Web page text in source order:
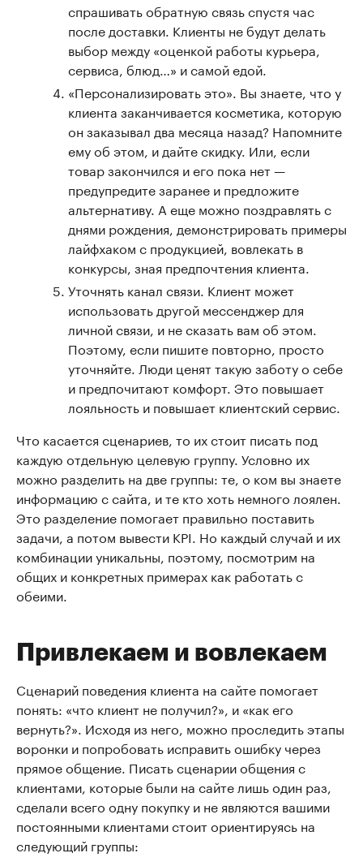
спрашивать обратную связь спустя час
после доставки. Клиенты не будут делать
выбор между «оценкой работы курьера,
сервиса, блюд…» и самой едой.
«Персонализировать это». Вы знаете, что у
клиента заканчивается косметика, которую
он заказывал два месяца назад? Напомните
ему об этом, и дайте скидку. Или, если
товар закончился и его пока нет —
предупредите заранее и предложите
альтернативу. А еще можно поздравлять с
днями рождения, демонстрировать примеры
лайфхаком с продукцией, вовлекать в
конкурсы, зная предпочтения клиента.
Уточнять канал связи. Клиент может
использовать другой мессенджер для
личной связи, и не сказать вам об этом.
Поэтому, если пишите повторно, просто
уточняйте. Люди ценят такую заботу о себе
и предпочитают комфорт. Это повышает
лояльность и повышает клиентский сервис.
Что касается сценариев, то их стоит писать под
каждую отдельную целевую группу. Условно их
можно разделить на две группы: те, о ком вы знаете
информацию с сайта, и те кто хоть немного лоялен.
Это разделение помогает правильно поставить
задачи, а потом вывести KPI. Но каждый случай и их
комбинации уникальны, поэтому, посмотрим на
общих и конкретных примерах как работать с
обеими.
Привлекаем и вовлекаем
Сценарий поведения клиента на сайте помогает
понять: «что клиент не получил?», и «как его
вернуть?». Исходя из него, можно проследить этапы
воронки и попробовать исправить ошибку через
прямое общение. Писать сценарии общения с
клиентами, которые были на сайте лишь один раз,
сделали всего одну покупку и не являются вашими
постоянными клиентами стоит ориентируясь на
следующий группы: